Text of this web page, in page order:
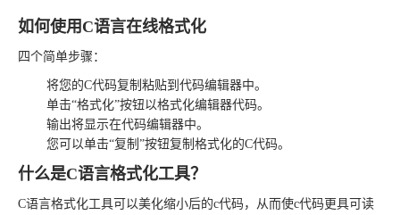
如何使用C语言在线格式化
四个简单步骤：
将您的C代码复制粘贴到代码编辑器中。
单击“格式化”按钮以格式化编辑器代码。
输出将显示在代码编辑器中。
您可以单击“复制”按钮复制格式化的C代码。
什么是C语言格式化工具？
C语言格式化工具可以美化缩小后的c代码，从而使c代码更具可读